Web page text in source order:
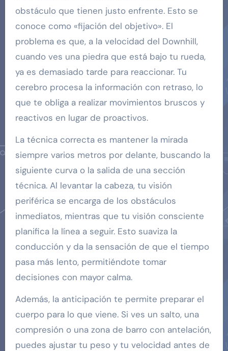
obstáculo que tienen justo enfrente. Esto se
conoce como «fijación del objetivo». El
problema es que, a la velocidad del Downhill,
cuando ves una piedra que está bajo tu rueda,
ya es demasiado tarde para reaccionar. Tu
cerebro procesa la información con retraso, lo
que te obliga a realizar movimientos bruscos y
reactivos en lugar de proactivos.
La técnica correcta es mantener la mirada
siempre varios metros por delante, buscando la
siguiente curva o la salida de una sección
técnica. Al levantar la cabeza, tu visión
periférica se encarga de los obstáculos
inmediatos, mientras que tu visión consciente
planifica la línea a seguir. Esto suaviza la
conducción y da la sensación de que el tiempo
pasa más lento, permitiéndote tomar
decisiones con mayor calma.
Además, la anticipación te permite preparar el
cuerpo para lo que viene. Si ves un salto, una
compresión o una zona de barro con antelación,
puedes ajustar tu peso y tu velocidad antes de